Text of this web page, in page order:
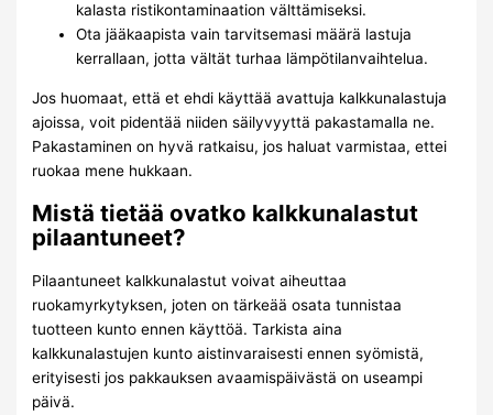
kalasta ristikontaminaation välttämiseksi.
Ota jääkaapista vain tarvitsemasi määrä lastuja
kerrallaan, jotta vältät turhaa lämpötilanvaihtelua.
Jos huomaat, että et ehdi käyttää avattuja kalkkunalastuja
ajoissa, voit pidentää niiden säilyvyyttä pakastamalla ne.
Pakastaminen on hyvä ratkaisu, jos haluat varmistaa, ettei
ruokaa mene hukkaan.
Mistä tietää ovatko kalkkunalastut
pilaantuneet?
Pilaantuneet kalkkunalastut voivat aiheuttaa
ruokamyrkytyksen, joten on tärkeää osata tunnistaa
tuotteen kunto ennen käyttöä. Tarkista aina
kalkkunalastujen kunto aistinvaraisesti ennen syömistä,
erityisesti jos pakkauksen avaamispäivästä on useampi
päivä.